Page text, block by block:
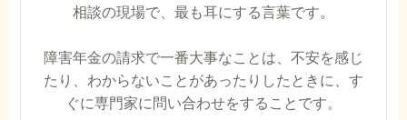
相談の現場で、最も耳にする言葉です。
障害年金の請求で一番大事なことは、不安を感じ
たり、わからないことがあったりしたときに、す
ぐに専門家に問い合わせをすることです。